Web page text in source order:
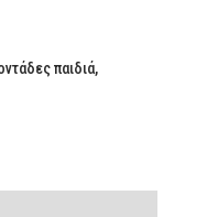
παιδιά,